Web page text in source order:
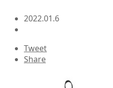
2022.01.6
Tweet
Share